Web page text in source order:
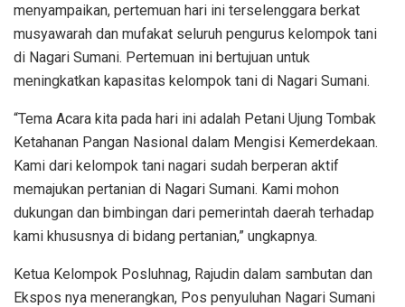
menyampaikan, pertemuan hari ini terselenggara berkat
musyawarah dan mufakat seluruh pengurus kelompok tani
di Nagari Sumani. Pertemuan ini bertujuan untuk
meningkatkan kapasitas kelompok tani di Nagari Sumani.
“Tema Acara kita pada hari ini adalah Petani Ujung Tombak
Ketahanan Pangan Nasional dalam Mengisi Kemerdekaan.
Kami dari kelompok tani nagari sudah berperan aktif
memajukan pertanian di Nagari Sumani. Kami mohon
dukungan dan bimbingan dari pemerintah daerah terhadap
kami khususnya di bidang pertanian,” ungkapnya.
Ketua Kelompok Posluhnag, Rajudin dalam sambutan dan
Ekspos nya menerangkan, Pos penyuluhan Nagari Sumani